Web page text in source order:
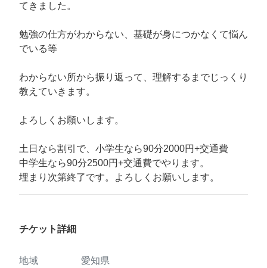
てきました。
勉強の仕方がわからない、基礎が身につかなくて悩ん
でいる等
わからない所から振り返って、理解するまでじっくり
教えていきます。
よろしくお願いします。
土日なら割引で、小学生なら90分2000円+交通費
中学生なら90分2500円+交通費でやります。
埋まり次第終了です。よろしくお願いします。
チケット詳細
地域 愛知県